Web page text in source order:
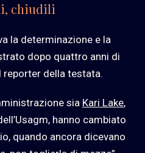
chiudili
la determinazione e la
dopo quattro anni di
reporter della testata.
sia Kari Lake,
hanno cambiato
quando ancora dicevano